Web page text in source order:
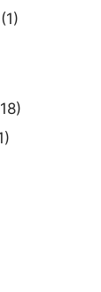
(1)